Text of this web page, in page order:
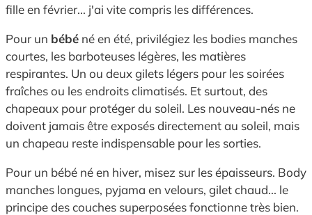
fille en février... j'ai vite compris les différences.
Pour un bébé né en été, privilégiez les bodies manches
courtes, les barboteuses légères, les matières
respirantes. Un ou deux gilets légers pour les soirées
fraîches ou les endroits climatisés. Et surtout, des
chapeaux pour protéger du soleil. Les nouveau-nés ne
doivent jamais être exposés directement au soleil, mais
un chapeau reste indispensable pour les sorties.
Pour un bébé né en hiver, misez sur les épaisseurs. Body
manches longues, pyjama en velours, gilet chaud... le
principe des couches superposées fonctionne très bien.